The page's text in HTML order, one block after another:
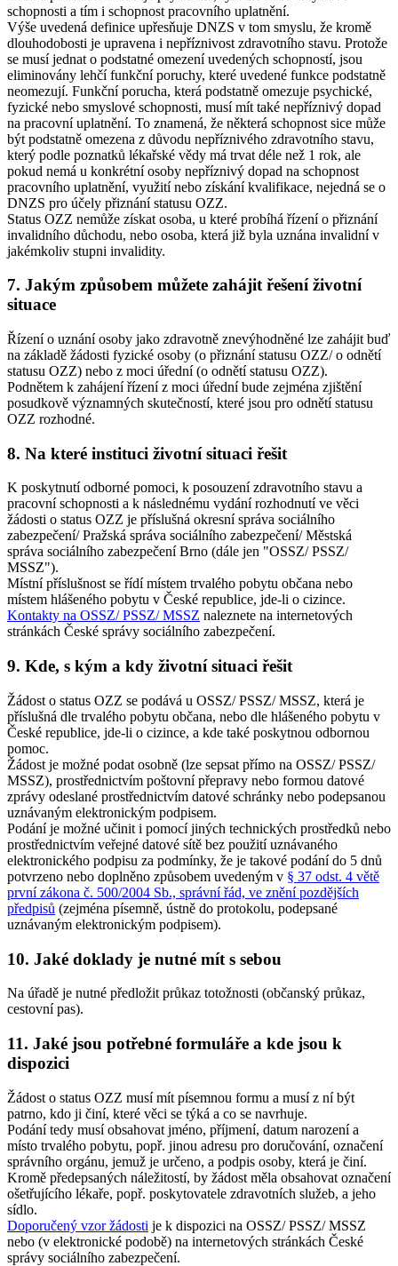
schopnosti a tím i schopnost pracovního uplatnění.
Výše uvedená definice upřesňuje DNZS v tom smyslu, že kromě
dlouhodobosti je upravena i nepříznivost zdravotního stavu. Protože
se musí jednat o podstatné omezení uvedených schopností, jsou
eliminovány lehčí funkční poruchy, které uvedené funkce podstatně
neomezují. Funkční porucha, která podstatně omezuje psychické,
fyzické nebo smyslové schopnosti, musí mít také nepříznivý dopad
na pracovní uplatnění. To znamená, že některá schopnost sice může
být podstatně omezena z důvodu nepříznivého zdravotního stavu,
který podle poznatků lékařské vědy má trvat déle než 1 rok, ale
pokud nemá u konkrétní osoby nepříznivý dopad na schopnost
pracovního uplatnění, využití nebo získání kvalifikace, nejedná se o
DNZS pro účely přiznání statusu OZZ.
Status OZZ nemůže získat osoba, u které probíhá řízení o přiznání
invalidního důchodu, nebo osoba, která již byla uznána invalidní v
jakémkoliv stupni invalidity.
7. Jakým způsobem můžete zahájit řešení životní
situace
Řízení o uznání osoby jako zdravotně znevýhodněné lze zahájit buď
na základě žádosti fyzické osoby (o přiznání statusu OZZ/ o odnětí
statusu OZZ) nebo z moci úřední (o odnětí statusu OZZ).
Podnětem k zahájení řízení z moci úřední bude zejména zjištění
posudkově významných skutečností, které jsou pro odnětí statusu
OZZ rozhodné.
8. Na které instituci životní situaci řešit
K poskytnutí odborné pomoci, k posouzení zdravotního stavu a
pracovní schopnosti a k následnému vydání rozhodnutí ve věci
žádosti o status OZZ je příslušná okresní správa sociálního
zabezpečení/ Pražská správa sociálního zabezpečení/ Městská
správa sociálního zabezpečení Brno (dále jen "OSSZ/ PSSZ/
MSSZ").
Místní příslušnost se řídí místem trvalého pobytu občana nebo
místem hlášeného pobytu v České republice, jde-li o cizince.
Kontakty na OSSZ/ PSSZ/ MSSZ naleznete na internetových
stránkách České správy sociálního zabezpečení.
9. Kde, s kým a kdy životní situaci řešit
Žádost o status OZZ se podává u OSSZ/ PSSZ/ MSSZ, která je
příslušná dle trvalého pobytu občana, nebo dle hlášeného pobytu v
České republice, jde-li o cizince, a kde také poskytnou odbornou
pomoc.
Žádost je možné podat osobně (lze sepsat přímo na OSSZ/ PSSZ/
MSSZ), prostřednictvím poštovní přepravy nebo formou datové
zprávy odeslané prostřednictvím datové schránky nebo podepsanou
uznávaným elektronickým podpisem.
Podání je možné učinit i pomocí jiných technických prostředků nebo
prostřednictvím veřejné datové sítě bez použití uznávaného
elektronického podpisu za podmínky, že je takové podání do 5 dnů
potvrzeno nebo doplněno způsobem uvedeným v § 37 odst. 4 větě
první zákona č. 500/2004 Sb., správní řád, ve znění pozdějších
předpisů (zejména písemně, ústně do protokolu, podepsané
uznávaným elektronickým podpisem).
10. Jaké doklady je nutné mít s sebou
Na úřadě je nutné předložit průkaz totožnosti (občanský průkaz,
cestovní pas).
11. Jaké jsou potřebné formuláře a kde jsou k
dispozici
Žádost o status OZZ musí mít písemnou formu a musí z ní být
patrno, kdo ji činí, které věci se týká a co se navrhuje.
Podání tedy musí obsahovat jméno, příjmení, datum narození a
místo trvalého pobytu, popř. jinou adresu pro doručování, označení
správního orgánu, jemuž je určeno, a podpis osoby, která je činí.
Kromě předepsaných náležitostí, by žádost měla obsahovat označení
ošetřujícího lékaře, popř. poskytovatele zdravotních služeb, a jeho
sídlo.
Doporučený vzor žádosti je k dispozici na OSSZ/ PSSZ/ MSSZ
nebo (v elektronické podobě) na internetových stránkách České
správy sociálního zabezpečení.